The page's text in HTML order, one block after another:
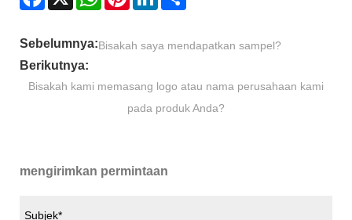
Sebelumnya:Bisakah saya mendapatkan sampel?
Berikutnya:
Bisakah kami memasang logo atau nama perusahaan kami
pada produk Anda?
mengirimkan permintaan